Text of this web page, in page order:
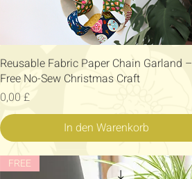
Schnellansicht
Reusable Fabric Paper Chain Garland –
Free No-Sew Christmas Craft
Preis
0,00 £
In den Warenkorb
FREE